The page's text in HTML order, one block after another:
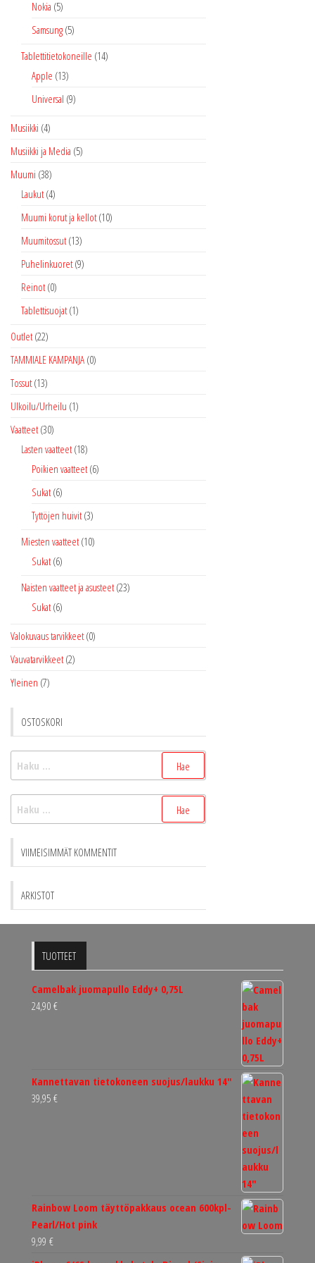
Nokia (5)
Samsung (5)
Tablettitietokoneille (14)
Apple (13)
Universal (9)
Musiikki (4)
Musiikki ja Media (5)
Muumi (38)
Laukut (4)
Muumi korut ja kellot (10)
Muumitossut (13)
Puhelinkuoret (9)
Reinot (0)
Tablettisuojat (1)
Outlet (22)
TAMMIALE KAMPANJA (0)
Tossut (13)
Ulkoilu/Urheilu (1)
Vaatteet (30)
Lasten vaatteet (18)
Poikien vaatteet (6)
Sukat (6)
Tyttöjen huivit (3)
Miesten vaatteet (10)
Sukat (6)
Naisten vaatteet ja asusteet (23)
Sukat (6)
Valokuvaus tarvikkeet (0)
Vauvatarvikkeet (2)
Yleinen (7)
OSTOSKORI
VIIMEISIMMÄT KOMMENTIT
ARKISTOT
TUOTTEET
Camelbak juomapullo Eddy+ 0,75L
24,90 €
Kannettavan tietokoneen suojus/laukku 14"
39,95 €
Rainbow Loom täyttöpakkaus ocean 600kpl-
Pearl/Hot pink
9,99 €